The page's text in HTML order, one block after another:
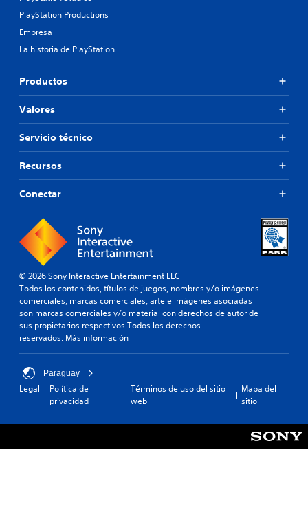
PlayStation Productions
Empresa
La historia de PlayStation
Productos
Valores
Servicio técnico
Recursos
Conectar
© 2026 Sony Interactive Entertainment LLC
Todos los contenidos, títulos de juegos, nombres y/o imágenes
comerciales, marcas comerciales, arte e imágenes asociadas
son marcas comerciales y/o material con derechos de autor de
sus propietarios respectivos.Todos los derechos
reservados. Más información
Paraguay
Legal
Política de
privacidad
Términos de uso del sitio
web
Mapa del
sitio